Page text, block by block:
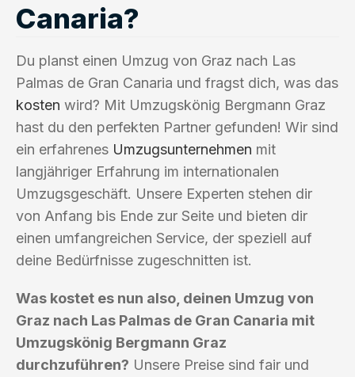
Canaria?
Du planst einen Umzug von Graz nach Las
Palmas de Gran Canaria und fragst dich, was das
kosten wird? Mit Umzugskönig Bergmann Graz
hast du den perfekten Partner gefunden! Wir sind
ein erfahrenes Umzugsunternehmen mit
langjähriger Erfahrung im internationalen
Umzugsgeschäft. Unsere Experten stehen dir
von Anfang bis Ende zur Seite und bieten dir
einen umfangreichen Service, der speziell auf
deine Bedürfnisse zugeschnitten ist.
Was kostet es nun also, deinen Umzug von
Graz nach Las Palmas de Gran Canaria mit
Umzugskönig Bergmann Graz
durchzuführen? Unsere Preise sind fair und